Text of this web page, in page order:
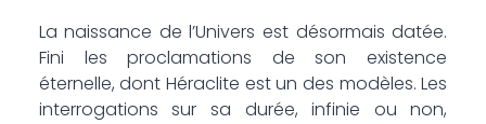
La naissance de l’Univers est désormais datée.
Fini les proclamations de son existence
éternelle, dont Héraclite est un des modèles. Les
interrogations sur sa durée, infinie ou non,